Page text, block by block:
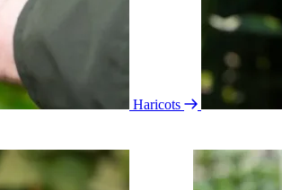
Haricots